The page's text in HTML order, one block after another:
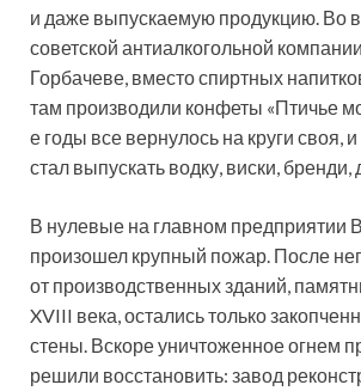
и даже выпускаемую продукцию. Во
советской антиалкогольной
Горбачеве, вместо спиртных
там производили конфеты «Птичье
е годы все вернулось на круги своя,
стал выпускать водку, виски, бренди,
В нулевые на главном предприятии
произошел крупный пожар. После
от производственных зданий,
XVIII века, остались только
стены. Вскоре уничтоженное огнем
решили восстановить: завод